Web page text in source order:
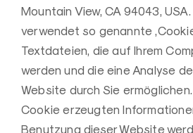
Mountain View, CA 94043,
verwendet so genannte
Textdateien, die auf Ihrem
werden und die eine Analyse
Website durch Sie
Cookie erzeugten
Benutzung dieser Website